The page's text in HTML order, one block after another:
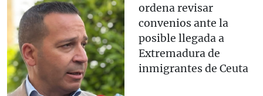
ordena revisar
convenios ante la
posible llegada a
Extremadura de
inmigrantes de Ceuta